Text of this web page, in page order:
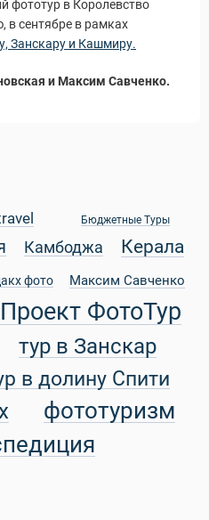
фототур в Королевство
в сентябре в рамках
Занскару и Кашмиру.
и Максим Савченко.
Бюджетные Туры
Камбоджа
Керала
фото Максим Савченко
Проект ФотоТур
тур в Занскар
в долину Спити
фототуризм